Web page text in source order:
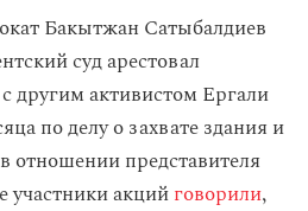
Бакытжан Сатыбалдиев
суд арестовал
другим активистом Ергали
по делу о захвате здания и
отношении представителя
участники акцийговорили,